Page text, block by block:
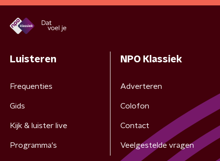
Luisteren
Frequenties
Gids
Kijk & luister live
Programma's
NPO Klassiek
Adverteren
Colofon
Contact
Veelgestelde vragen